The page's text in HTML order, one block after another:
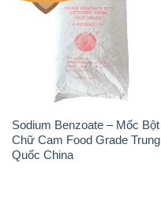
Sodium Benzoate – Mốc Bột
Chữ Cam Food Grade Trung
Quốc China